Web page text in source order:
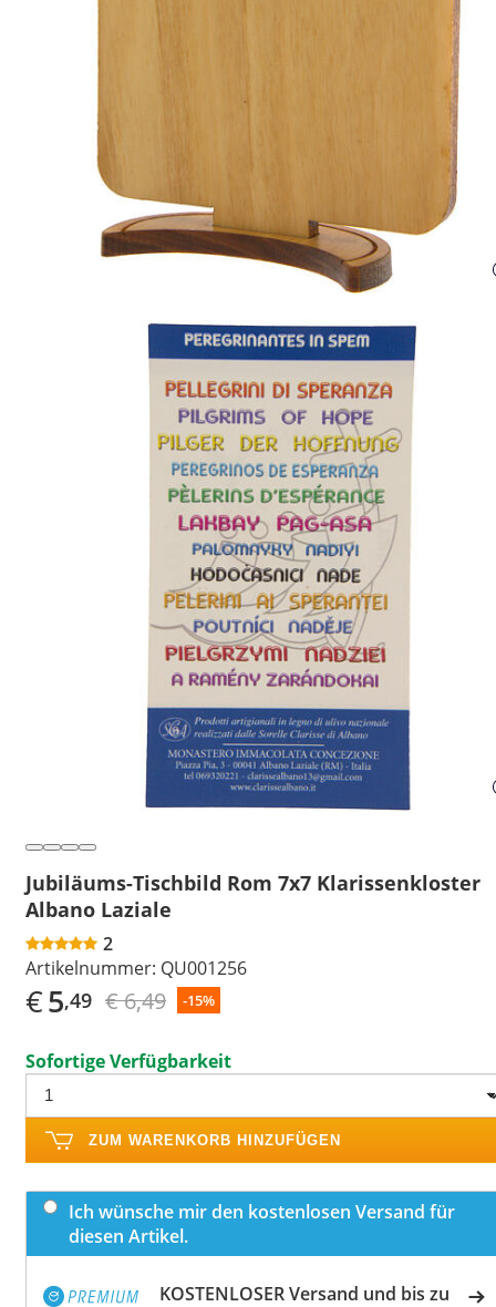
Jubiläums-Tischbild Rom 7x7 Klarissenkloster
Albano Laziale
2
Artikelnummer: QU001256
€5,49 € 6,49 -15%
Sofortige Verfügbarkeit
ZUM WARENKORB HINZUFÜGEN
Ich wünsche mir den kostenlosen Versand für
diesen Artikel.
KOSTENLOSER Versand und bis zu